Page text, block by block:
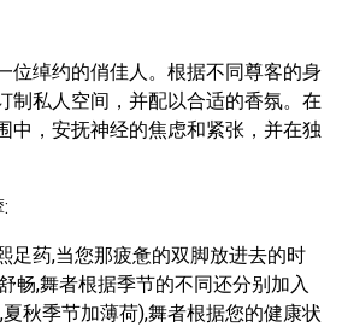
位绰约的俏佳人。根据不同尊客的身
制私人空间，并配以合适的香氛。在
中，安抚神经的焦虑和紧张，并在独
足药,当您那疲惫的双脚放进去的时
畅,舞者根据季节的不同还分别加入
秋季节加薄荷),舞者根据您的健康状